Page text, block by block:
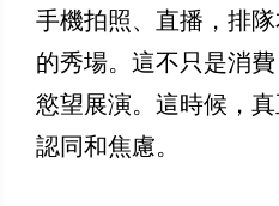
手機拍照、直播，排
的秀場。這不只是消
慾望展演。這時候，
認同和焦慮。